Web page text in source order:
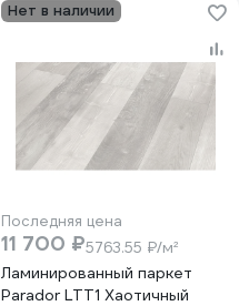
Нет в наличии
Последняя цена
11 700 ₽5763.55 ₽/м²
Ламинированный паркет
Parador LTT1 Хаотичный